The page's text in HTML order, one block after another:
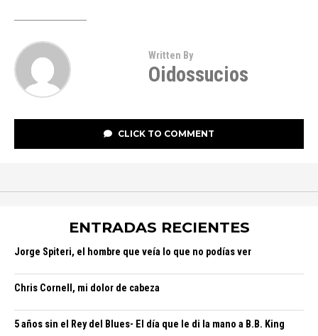
Written By
Oidossucios
CLICK TO COMMENT
ENTRADAS RECIENTES
Jorge Spiteri, el hombre que veía lo que no podías ver
Chris Cornell, mi dolor de cabeza
5 años sin el Rey del Blues- El día que le di la mano a B.B. King